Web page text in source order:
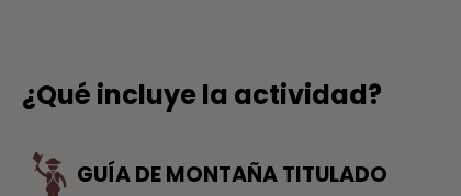
¿Qué incluye la actividad?
GUÍA DE MONTAÑA TITULADO